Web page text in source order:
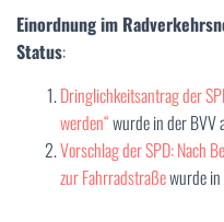
Einordnung im
Status:
Dringlichkeitsantrag der
werden“wurde in der
Vorschlag der SPD: Nach
zur Fahrradstraßewurde